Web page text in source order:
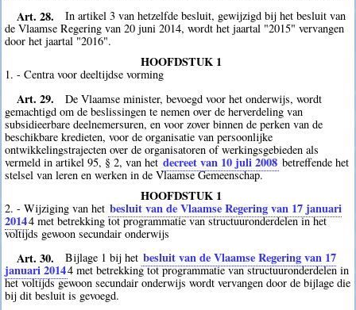
Art. 28.
In artikel 3 van hetzelfde besluit, gewijzigd bij het besluit van
de Vlaamse Regering van 20 juni 2014, wordt het jaartal "2015" vervangen
door het jaartal "2016".
HOOFDSTUK 1
1. - Centra voor deeltijdse vorming
Art. 29.
De Vlaamse minister, bevoegd voor het onderwijs, wordt
gemachtigd om de beslissingen te nemen over de herverdeling van
subsidieerbare deelnemersuren, en voor zover binnen de perken van de
beschikbare kredieten, voor de organisatie van persoonlijke
ontwikkelingstrajecten over de organisatoren of werkingsgebieden als
vermeld in artikel 95, § 2, van het decreet van 10 juli 2008 betreffende het
stelsel van leren en werken in de Vlaamse Gemeenschap.
HOOFDSTUK 1
2. - Wijziging van het besluit van de Vlaamse Regering van 17 januari
20144 met betrekking tot programmatie van structuuronderdelen in het
voltijds gewoon secundair onderwijs
Art. 30. Bijlage 1 bij het besluit van de Vlaamse Regering van 17
januari 20144 met betrekking tot programmatie van structuuronderdelen in
het voltijds gewoon secundair onderwijs wordt vervangen door de bijlage die
bij dit besluit is gevoegd.